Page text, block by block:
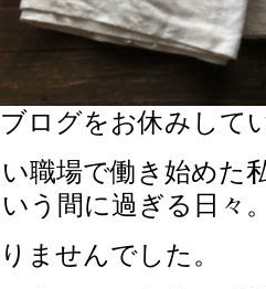
ログをお休みして
職場で働き始めた
う間に過ぎる日々
ませんでした。